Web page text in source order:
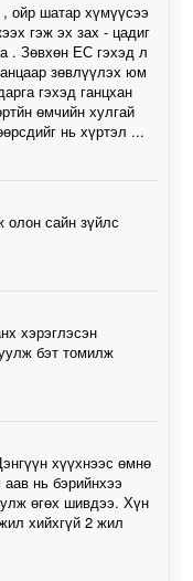
ойр шатар хүмүүсээ
гэж эх зах - цадиг
. Зөвхөн ЕС гэхэд л
зөвлүүлэх юм
гэхэд ганцхан
өмчийн хулгай
нь хүртэл ...
сайн зүйлс
хэрэглэсэн
бэт томилж
хүүхнээс өмнө
нь бэрийнхээ
өгөх шивдээ. Хүн
хийхгүй 2 жил